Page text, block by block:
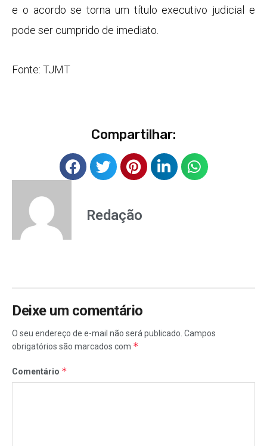
e o acordo se torna um título executivo judicial e
pode ser cumprido de imediato.
Fonte: TJMT
Compartilhar:
Redação
Deixe um comentário
O seu endereço de e-mail não será publicado. Campos
obrigatórios são marcados com *
Comentário *